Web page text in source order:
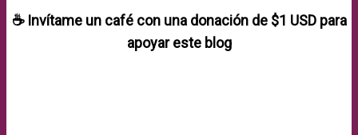
☕ Invítame un café con una donación de $1 USDpara
apoyar este blog